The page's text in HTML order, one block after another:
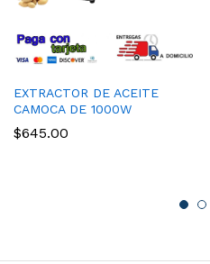
EXTRACTOR DE ACEITE
CAMOCA DE 1000W
$645.00